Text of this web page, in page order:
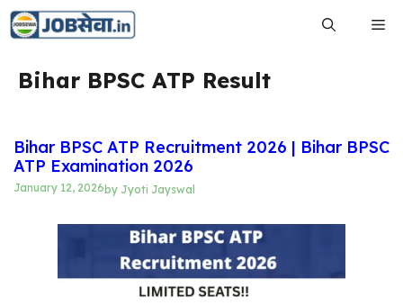
Skip
Bihar BPSC ATP Result
Bihar BPSC ATP Recruitment 2026 | Bihar BPSC
ATP Examination 2026
January 12, 2026 by Jyoti Jayswal